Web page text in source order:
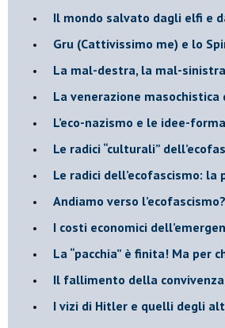
​Il mondo salvato dagli elfi e
Gru (Cattivissimo me) e lo
​La mal-destra, la mal-
​La venerazione
​L’eco-nazismo e le idee-
​Le radici “culturali”
Le radici dell’ecofascismo:
Andiamo verso l’ecofascismo?
I costi economici
​La “pacchia” è finita! Ma per
​Il fallimento della
​I vizi di Hitler e quelli degli